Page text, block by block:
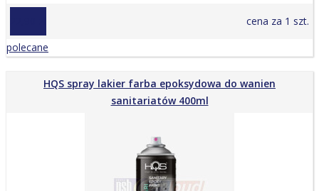
cena za 1 szt.
polecane
HQS spray lakier farba epoksydowa do wanien
sanitariatów 400ml